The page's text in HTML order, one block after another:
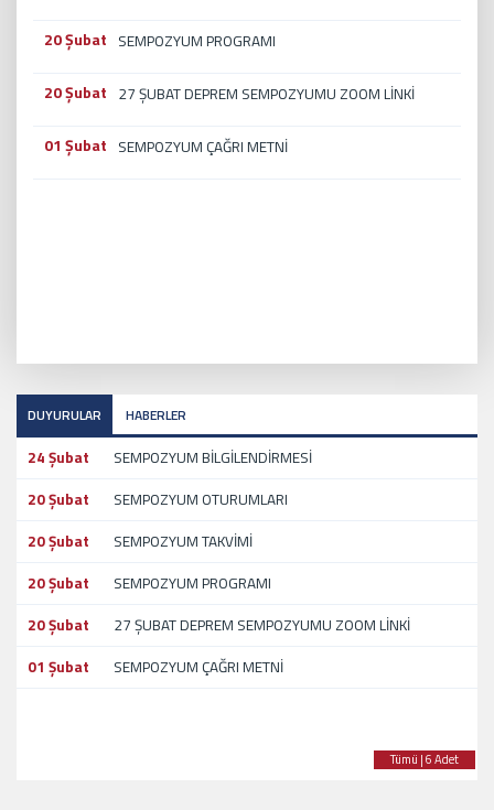
20 Şubat SEMPOZYUM PROGRAMI
20 Şubat 27 ŞUBAT DEPREM SEMPOZYUMU ZOOM LİNKİ
01 Şubat SEMPOZYUM ÇAĞRI METNİ
DUYURULAR HABERLER
24 Şubat
SEMPOZYUM BİLGİLENDİRMESİ
20 Şubat
SEMPOZYUM OTURUMLARI
20 Şubat
SEMPOZYUM TAKVİMİ
20 Şubat
SEMPOZYUM PROGRAMI
20 Şubat
27 ŞUBAT DEPREM SEMPOZYUMU ZOOM LİNKİ
01 Şubat
SEMPOZYUM ÇAĞRI METNİ
Tümü | 6 Adet